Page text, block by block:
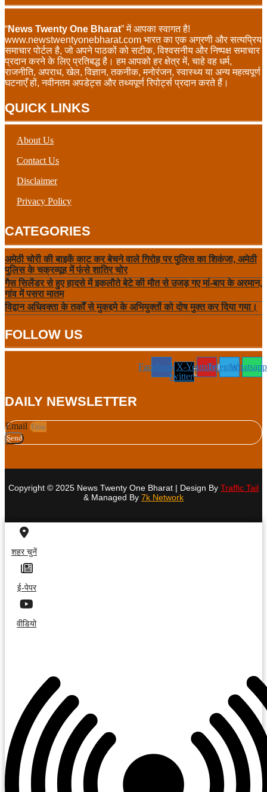
“News Twenty One Bharat” में आपका स्वागत है!
www.newstwentyonebharat.com भारत का एक अग्रणी और सत्यप्रिय
समाचार पोर्टल है, जो अपने पाठकों को सटीक, विश्वसनीय और निष्पक्ष समाचार
प्रदान करने के लिए प्रतिबद्ध है। हम आपको हर क्षेत्र में, चाहे वह धर्म,
राजनीति, अपराध, खेल, विज्ञान, तकनीक, मनोरंजन, स्वास्थ्य या अन्य महत्वपूर्ण
घटनाएँ हों, नवीनतम अपडेट्स और तथ्यपूर्ण रिपोर्ट्स प्रदान करते हैं।
QUICK LINKS
About Us
Contact Us
Disclaimer
Privacy Policy
CATEGORIES
अमेठी चोरी की बाइकें काट कर बेचने वाले गिरोह पर पुलिस का शिकंजा, अमेठी
पुलिस के चक्रव्यूह में फंसे शातिर चोर
गैस सिलेंडर से हुए हादसे में इकलौते बेटे की मौत से उजड़ गए मां-बाप के अरमान,
गांव में पसरा मातम
विद्वान अधिवक्ता के तर्कों से मुकद्दमे के अभियुक्तों को दोष मुक्त कर दिया गया।
FOLLOW US
Facebook X-
twitter
YoutubeTelegramWhatsapp
DAILY NEWSLETTER
Email
Send
Copyright © 2025 News Twenty One Bharat | Design By Traffic Tail
& Managed By 7k Network
शहर चुनें
ई-पेपर
वीडियो